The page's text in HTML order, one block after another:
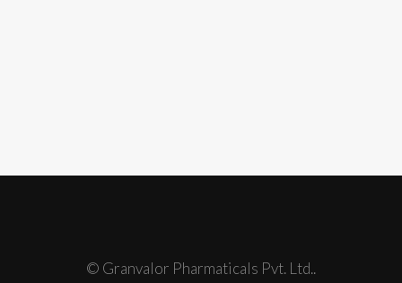
© Granvalor Pharmaticals Pvt. Ltd..